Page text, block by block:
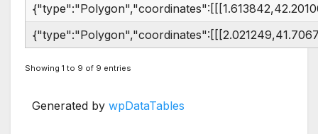
Showing 1 to 9 of 9 entries
Generated by wpDataTables